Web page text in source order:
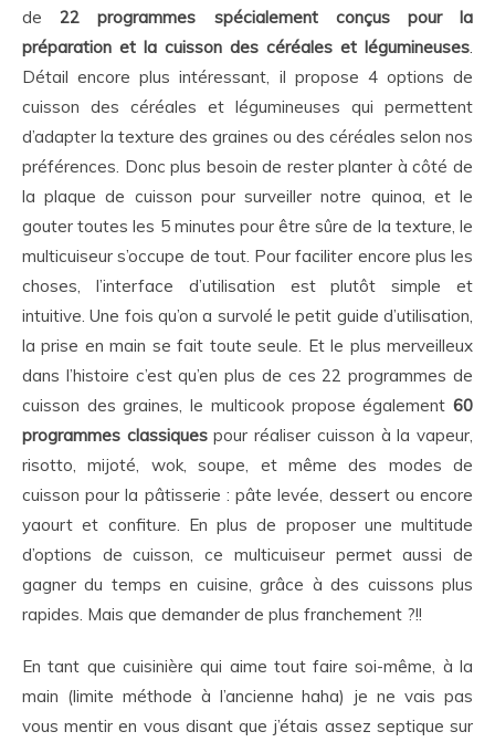
de 22 programmes spécialement conçus pour la
préparation et la cuisson des céréales et légumineuses.
Détail encore plus intéressant, il propose 4 options de
cuisson des céréales et légumineuses qui permettent
d’adapter la texture des graines ou des céréales selon nos
préférences. Donc plus besoin de rester planter à côté de
la plaque de cuisson pour surveiller notre quinoa, et le
gouter toutes les 5 minutes pour être sûre de la texture, le
multicuiseur s’occupe de tout. Pour faciliter encore plus les
choses, l’interface d’utilisation est plutôt simple et
intuitive. Une fois qu’on a survolé le petit guide d’utilisation,
la prise en main se fait toute seule. Et le plus merveilleux
dans l’histoire c’est qu’en plus de ces 22 programmes de
cuisson des graines, le multicook propose également 60
programmes classiquespour réaliser cuisson à la vapeur,
risotto, mijoté, wok, soupe, et même des modes de
cuisson pour la pâtisserie : pâte levée, dessert ou encore
yaourt et confiture. En plus de proposer une multitude
d’options de cuisson, ce multicuiseur permet aussi de
gagner du temps en cuisine, grâce à des cuissons plus
rapides. Mais que demander de plus franchement ?!!
En tant que cuisinière qui aime tout faire soi-même, à la
main (limite méthode à l’ancienne haha) je ne vais pas
vous mentir en vous disant que j’étais assez septique sur